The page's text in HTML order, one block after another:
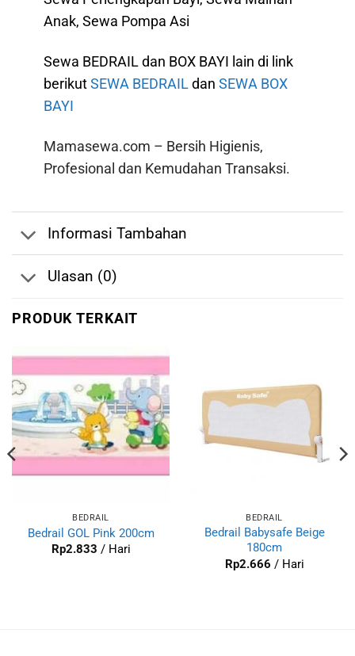
Anak, Sewa Pompa Asi
Sewa BEDRAIL dan BOX BAYI lain di link
berikutSEWA BEDRAIL danSEWA BOX
BAYI
Mamasewa.com – Bersih Higienis,
Profesional dan Kemudahan Transaksi.
Informasi Tambahan
Ulasan (0)
PRODUK TERKAIT
BEDRAIL
Bedrail GOL Pink 200cm
Rp2.833 / Hari
BEDRAIL
Bedrail Babysafe Beige
180cm
Rp2.666 / Hari